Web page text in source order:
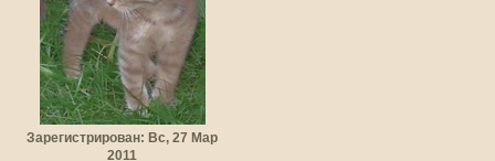
Зарегистрирован: Вс, 27 Мар
2011